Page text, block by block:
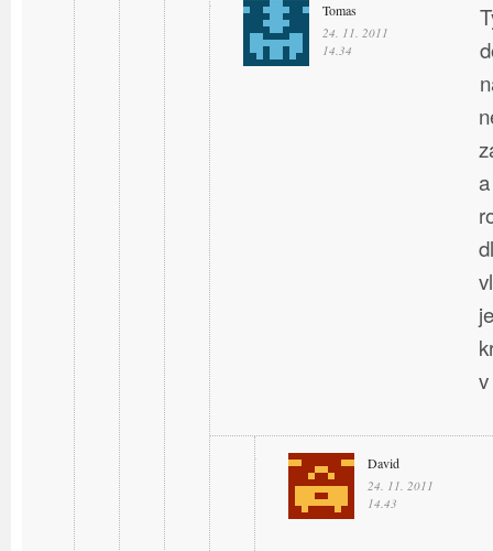
Tomas
24. 11. 2011
14.34
David
24. 11. 2011
14.43